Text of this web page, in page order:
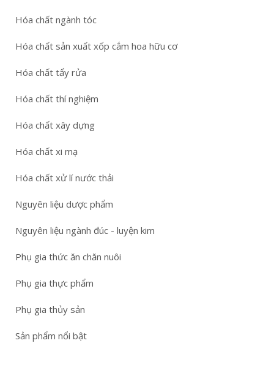
Hóa chất ngành tóc
Hóa chất sản xuất xốp cắm hoa hữu cơ
Hóa chất tẩy rửa
Hóa chất thí nghiệm
Hóa chất xây dựng
Hóa chất xi mạ
Hóa chất xử lí nước thải
Nguyên liệu dược phẩm
Nguyên liệu ngành đúc - luyện kim
Phụ gia thức ăn chăn nuôi
Phụ gia thực phẩm
Phụ gia thủy sản
Sản phẩm nổi bật